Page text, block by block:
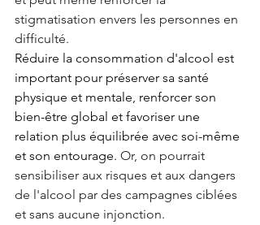
stigmatisation envers les personnes en
difficulté.
Réduire la consommation d'alcool est
important pour préserver sa santé
physique et mentale, renforcer son
bien-être global et favoriser une
relation plus équilibrée avec soi-même
et son entourage. Or, on pourrait
sensibiliser aux risques et aux dangers
de l'alcool par des campagnes ciblées
et sans aucune injonction.